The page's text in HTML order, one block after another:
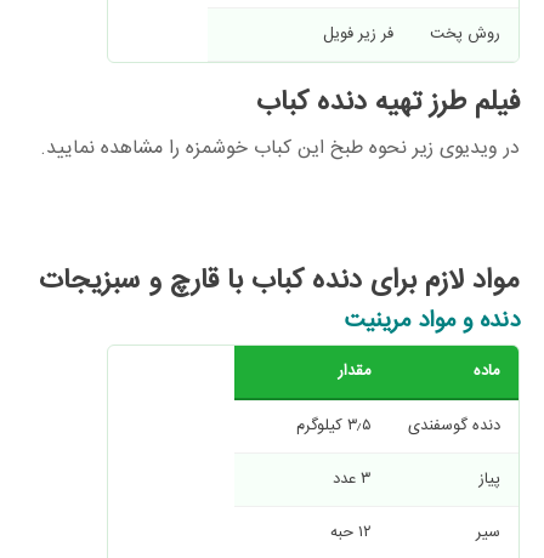
روش پخت
فر زیر فویل
فیلم طرز تهیه دنده کباب
در ویدیوی زیر نحوه طبخ این کباب خوشمزه را مشاهده نمایید.
مواد لازم برای دنده کباب با قارچ و سبزیجات
دنده و مواد مرینیت
ماده مقدار
دنده گوسفندی
۳٫۵ کیلوگرم
پیاز
۳ عدد
سیر
۱۲ حبه